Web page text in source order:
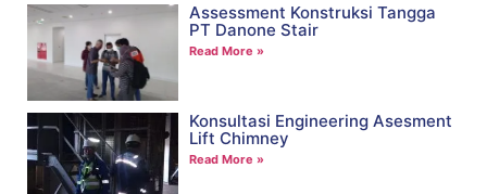
Assessment Konstruksi Tangga
PT Danone Stair
Read More »
Konsultasi Engineering Asesment
Lift Chimney
Read More »